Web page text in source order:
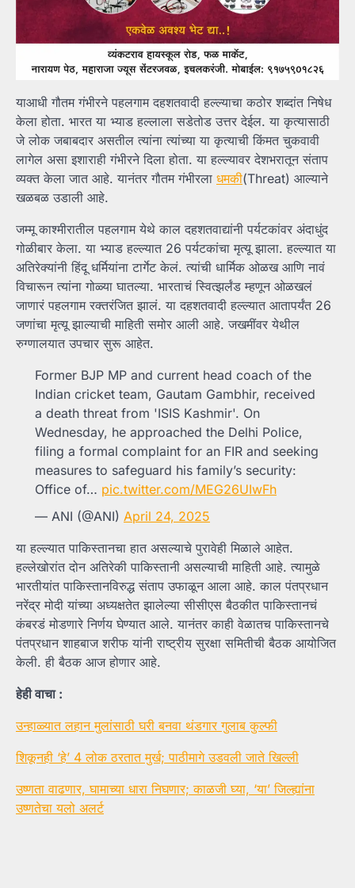
याआधी गौतम गंभीरने पहलगाम दहशतवादी हल्ल्याचा कठोर शब्दांत निषेध
केला होता. भारत या भ्याड हल्लाला सडेतोड उत्तर देईल. या कृत्यासाठी
जे लोक जबाबदार असतील त्यांना त्यांच्या या कृत्याची किंमत चुकवावी
लागेल असा इशाराही गंभीरने दिला होता. या हल्ल्यावर देशभरातून संताप
व्यक्त केला जात आहे. यानंतर गौतम गंभीरला धमकी(Threat) आल्याने
खळबळ उडाली आहे.
जम्मू काश्मीरातील पहलगाम येथे काल दहशतवाद्यांनी पर्यटकांवर अंदाधुंद
गोळीबार केला. या भ्याड हल्ल्यात 26 पर्यटकांचा मृत्यू झाला. हल्ल्यात या
अतिरेक्यांनी हिंदू धर्मियांना टार्गेट केलं. त्यांची धार्मिक ओळख आणि नावं
विचारून त्यांना गोळ्या घातल्या. भारताचं स्वित्झर्लंड म्हणून ओळखलं
जाणारं पहलगाम रक्तरंजित झालं. या दहशतवादी हल्ल्यात आतापर्यंत 26
जणांचा मृत्यू झाल्याची माहिती समोर आली आहे. जखमींवर येथील
रुग्णालयात उपचार सुरू आहेत.
Former BJP MP and current head coach of the
Indian cricket team, Gautam Gambhir, received
a death threat from 'ISIS Kashmir'. On
Wednesday, he approached the Delhi Police,
filing a formal complaint for an FIR and seeking
measures to safeguard his family’s security:
Office of… pic.twitter.com/MEG26UIwFh
— ANI (@ANI) April 24, 2025
या हल्ल्यात पाकिस्तानचा हात असल्याचे पुरावेही मिळाले आहेत.
हल्लेखोरांत दोन अतिरेकी पाकिस्तानी असल्याची माहिती आहे. त्यामुळे
भारतीयांत पाकिस्तानविरुद्ध संताप उफाळून आला आहे. काल पंतप्रधान
नरेंद्र मोदी यांच्या अध्यक्षतेत झालेल्या सीसीएस बैठकीत पाकिस्तानचं
कंबरडं मोडणारे निर्णय घेण्यात आले. यानंतर काही वेळातच पाकिस्तानचे
पंतप्रधान शाहबाज शरीफ यांनी राष्ट्रीय सुरक्षा समितीची बैठक आयोजित
केली. ही बैठक आज होणार आहे.
हेही वाचा :
उन्हाळ्यात लहान मुलांसाठी घरी बनवा थंडगार गुलाब कुल्फी
शिकूनही ‘हे’ 4 लोक ठरतात मुर्ख; पाठीमागे उडवली जाते खिल्ली
उष्णता वाढणार, घामाच्या धारा निघणार; काळजी घ्या, ‘या’ जिल्ह्यांना
उष्णतेचा यलो अलर्ट